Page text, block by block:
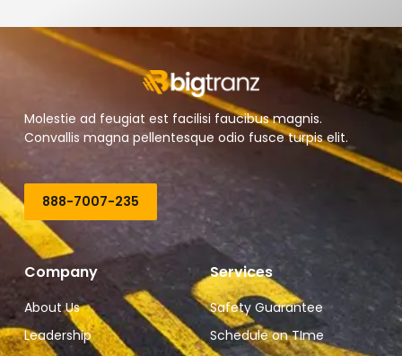
Molestie ad feugiat est facilisi faucibus magnis.
Convallis magna pellentesque odio fusce turpis elit.
888-7007-235
Company
About Us
Leadership
Services
Safety Guarantee
Schedule on TIme